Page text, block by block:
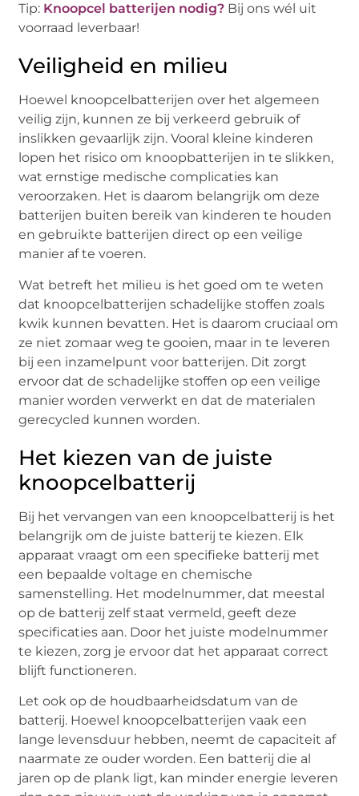
Tip: Knoopcel batterijen nodig? Bij ons wél uit
voorraad leverbaar!
Veiligheid en milieu
Hoewel knoopcelbatterijen over het algemeen
veilig zijn, kunnen ze bij verkeerd gebruik of
inslikken gevaarlijk zijn. Vooral kleine kinderen
lopen het risico om knoopbatterijen in te slikken,
wat ernstige medische complicaties kan
veroorzaken. Het is daarom belangrijk om deze
batterijen buiten bereik van kinderen te houden
en gebruikte batterijen direct op een veilige
manier af te voeren.
Wat betreft het milieu is het goed om te weten
dat knoopcelbatterijen schadelijke stoffen zoals
kwik kunnen bevatten. Het is daarom cruciaal om
ze niet zomaar weg te gooien, maar in te leveren
bij een inzamelpunt voor batterijen. Dit zorgt
ervoor dat de schadelijke stoffen op een veilige
manier worden verwerkt en dat de materialen
gerecycled kunnen worden.
Het kiezen van de juiste
knoopcelbatterij
Bij het vervangen van een knoopcelbatterij is het
belangrijk om de juiste batterij te kiezen. Elk
apparaat vraagt om een specifieke batterij met
een bepaalde voltage en chemische
samenstelling. Het modelnummer, dat meestal
op de batterij zelf staat vermeld, geeft deze
specificaties aan. Door het juiste modelnummer
te kiezen, zorg je ervoor dat het apparaat correct
blijft functioneren.
Let ook op de houdbaarheidsdatum van de
batterij. Hoewel knoopcelbatterijen vaak een
lange levensduur hebben, neemt de capaciteit af
naarmate ze ouder worden. Een batterij die al
jaren op de plank ligt, kan minder energie leveren